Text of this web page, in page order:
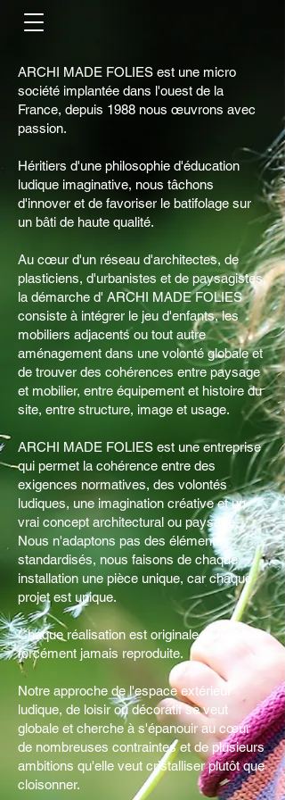
ARCHI MADE FOLIES est une micro
société implantée dans l'ouest de la
France, depuis 1988 nous œuvrons avec
passion.
Héritiers d'une philosophie d'éducation
ludique imaginative, nous tâchons
d'innover et de favoriser le batifolage sur
un bâti de haute qualité.
Au cœur d'un réseau d'architectes, de
plasticiens, d'urbanistes et de paysagistes,
la démarche d' ARCHI MADE FOLIES
consiste à intégrer le jeu d'enfants, les
mobiliers adjacents ou tout autre
aménagement dans une volonté globale et
de trouver des cohérences entre paysage
et mobilier, entre équipement et histoire du
site, entre structure, image et usage.
ARCHI MADE FOLIES est une entreprise
qui permet la cohérence entre des
exigences normatives, des volontés
ludiques, une imagination créative et un
vrai concept architectural ou paysagé.
Nous n'adaptons pas des éléments
standardisés, nous faisons de chaque
installation une pièce unique, car chaque
projet est unique.
Chaque réalisation est originale et n'est
forcément jamais reproduite.
Notre approche de l'espace extérieur
ludique, de loisir ou décoratif se veut
globale et cherche à s'épanouir au cœur
de nombreuses contraintes et de plusieurs
ambitions qu'elle veut cristalliser plutôt que
cloisonner.